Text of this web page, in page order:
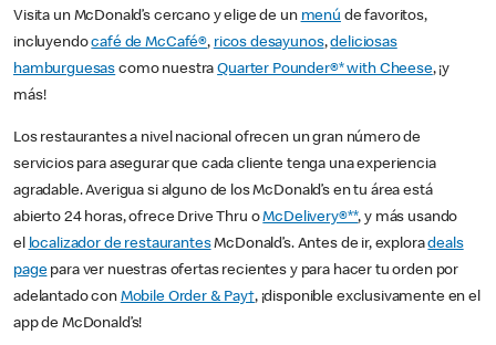
Visita un McDonald’s cercano y elige de un menú de favoritos,
incluyendocafé de McCafé®, ricos desayunos,deliciosas
hamburguesas como nuestraQuarter Pounder®* with Cheese, ¡y
más!
Los restaurantes a nivel nacional ofrecen un gran número de
servicios para asegurar que cada cliente tenga una experiencia
agradable. Averigua si alguno de los McDonald’s en tu área está
abierto 24 horas, ofrece Drive Thru oMcDelivery®**, y más usando
el localizador de restaurantesMcDonald’s. Antes de ir, exploradeals
pagepara ver nuestras ofertas recientes y para hacer tu orden por
adelantado con Mobile Order & Pay†, ¡disponible exclusivamente en el
app de McDonald’s!